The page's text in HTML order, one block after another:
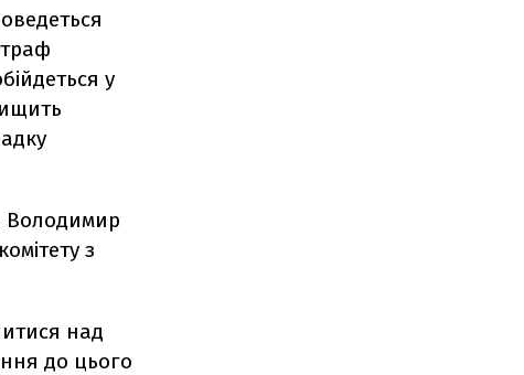
у
Володимир
з
над
до цього